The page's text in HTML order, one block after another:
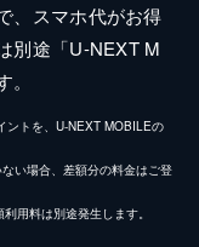
、スマホ代がお得
別途「U-NEXT M
ントを、U-NEXT MOBILEの
い場合、差額分の料金はご登
用料は別途発生します。